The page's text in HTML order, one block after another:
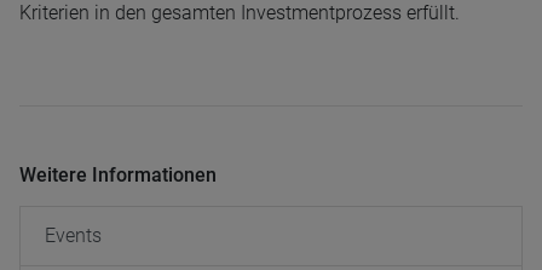
Kriterien in den gesamten Investmentprozess erfüllt.
Weitere Informationen
Events